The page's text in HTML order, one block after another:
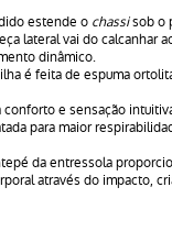
estende o chassisob o
lateral vai do calcanhar
dinâmico.
é feita de espuma
e sensação
para maior
da entressola
através do impacto,